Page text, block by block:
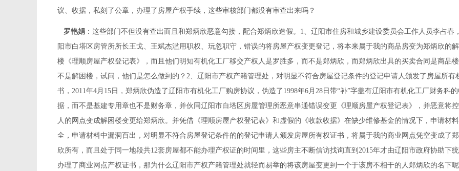
议、收据，私刻了公章，办理了房屋产权手续，这些审核部门都没有审查出来吗？
罗艳娟 ：这些部门不但没有查出而且和郑炳欣恶意勾接，配合郑炳欣造假。1、辽阳市住房和城乡建设委员会工作人员李占春
阳市白塔区房管所所长王戈、王斌杰滥用职权、玩忽职守，错误的将房屋产权变更登记，将本来属于我的商品房变为郑炳欣的解
楼《理顺房屋产权登记表》，而且他们明知有机化工厂移交产权人是罗胜多，而不是郑炳欣，而郑炳欣出具的买卖合同是商品
不是解困楼，试问，他们是怎么做到的？2、辽阳市产权产籍管理处，对明显不符合房屋登记条件的登记申请人颁发了房屋所有
书，2011年4月15日，郑炳欣伪造了辽阳市有机化工厂购房协议，伪造了1998年6月28日带“补”字盖有辽阳市有机化工厂财务科的
据，而不是基建专用章也不是财务章，并伙同辽阳市白塔区房屋管理所恶意串通错误变更《理顺房屋产权登记表》，并恶意将
人的网点变成解困楼变更给郑炳欣。并凭借《理顺房屋产权登记表》和虚假的《收款收据》在缺少维修基金的情况下，申请材
全，申请材料中漏洞百出，对明显不符合房屋登记条件的的登记申请人颁发房屋所有权证书，将属于我的商业网点凭空变成了
欣所有，而且处于同一地段共12套房屋都不能办理产权证的时间里，这些房主不断信访找询直到2015年才由辽阳市政府协助下
办理了商业网点产权证书，那为什么辽阳市产权产籍管理处就轻而易举的将该房屋变更到一个于该房不相干的人郑炳欣的名下呢